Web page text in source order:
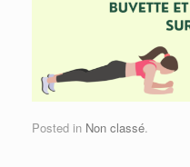
Posted in Non classé.